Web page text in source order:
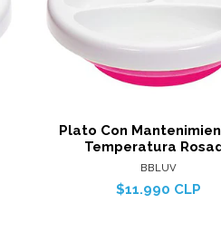
Plato Con
Temperatura
BBLUV
$11.990 CLP
Ver